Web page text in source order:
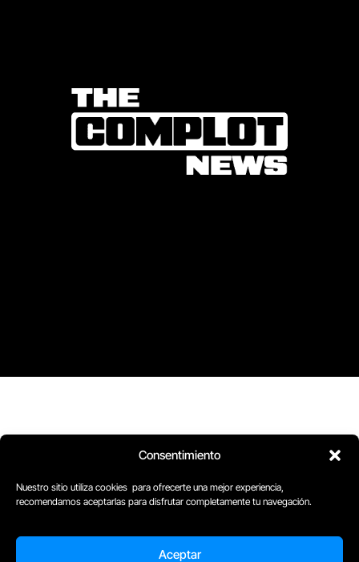
Consentimiento
Nuestro sitio utiliza cookies para ofrecerte una mejor experiencia,
recomendamos aceptarlas para disfrutar completamente tu navegación.
Aceptar
Plaça Merçè 8. 1º 1ª (08002) Barcelona, España
Ebarcelona@escuelacomplot.com